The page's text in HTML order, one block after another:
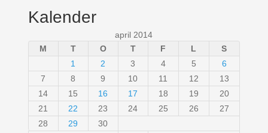
Kalender
april 2014
M
T O T F L S
1 2 3 4 5
6
7
8 9 10 11 12
13
14
15 16 17 18 19
20
21
22 23 24 25 26
27
28
29 30